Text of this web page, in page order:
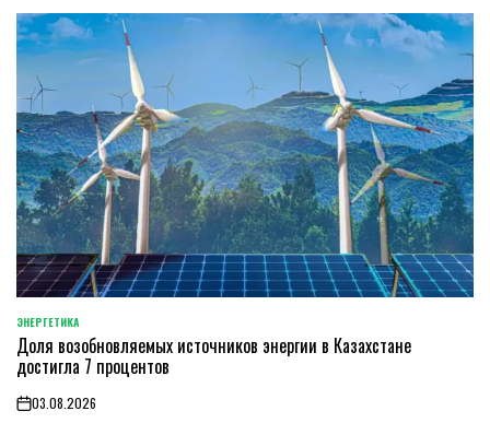
POSTED
IN
ЭНЕРГЕТИКА
Доля возобновляемых источников энергии в Казахстане
достигла 7 процентов
on03.08.2026